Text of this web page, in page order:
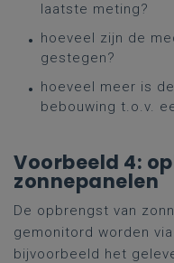
laatste meting?
hoeveel zijn de
gestegen?
hoeveel meer is
bebouwing t.o.v.
Voorbeeld 4:
zonnepanelen
De opbrengst van
gemonitord worden
bijvoorbeeld het